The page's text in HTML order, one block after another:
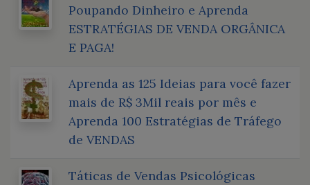
Poupando Dinheiro e Aprenda
ESTRATÉGIAS DE VENDA ORGÂNICA
E PAGA!
Aprenda as 125 Ideias para você fazer
mais de R$ 3Mil reais por mês e
Aprenda 100 Estratégias de Tráfego
de VENDAS
Táticas de Vendas Psicológicas